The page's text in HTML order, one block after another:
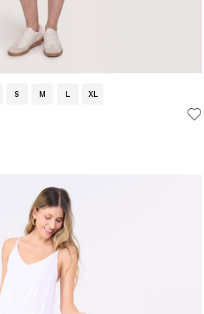
S M L XL